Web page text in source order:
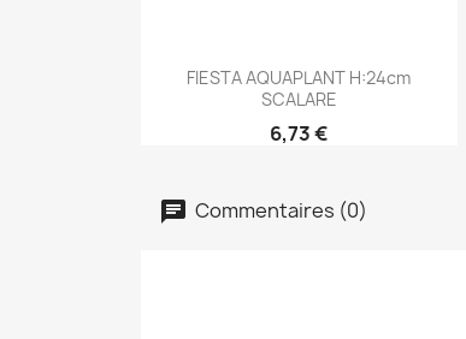
 Aperçu rapide
FIESTA AQUAPLANT H:24cm
SCALARE
6,73 €
Commentaires (0)